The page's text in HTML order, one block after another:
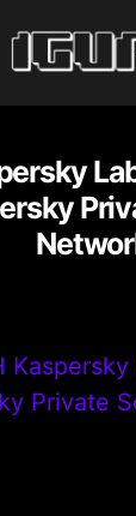
Kaspersky
Private